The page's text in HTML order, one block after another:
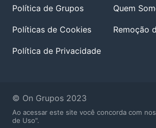
Política de Grupos
Políticas de Cookies
Política de Privacidade
Quem
Remoção
© On Grupos 2023
Ao acessar este site você concorda com
de Uso".